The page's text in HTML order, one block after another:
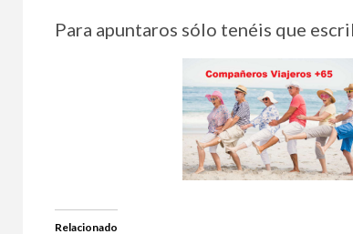
Para apuntaros sólo tenéis que
Relacionado